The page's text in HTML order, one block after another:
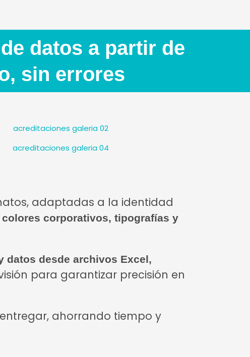
datos a partir de
sin errores
adaptadas a la identidad
corporativos, tipografías y
datos desde archivos Excel,
para garantizar precisión en
ahorrando tiempo y